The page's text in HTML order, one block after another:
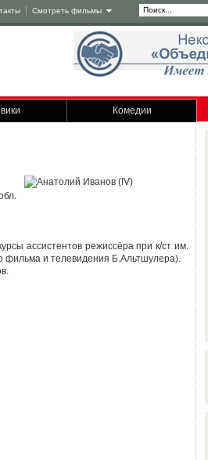
Смотреть фильмы
Комедии
ассистентов режиссёра при к/ст им.
фильма и телевидения Б.Альтшулера).